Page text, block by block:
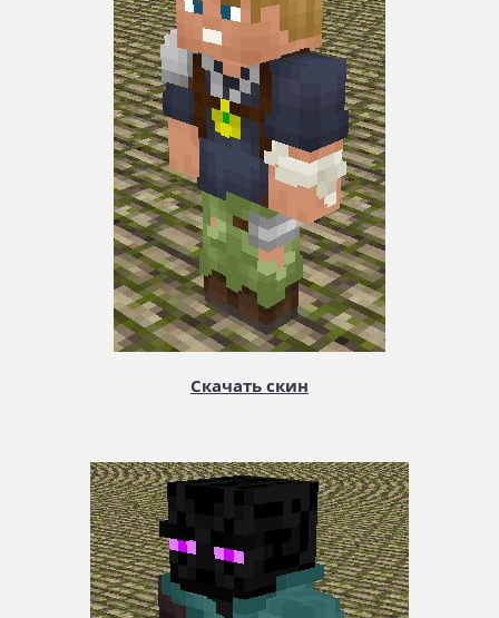
Скачать скин